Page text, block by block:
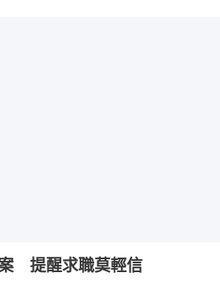
提醒求職莫輕信